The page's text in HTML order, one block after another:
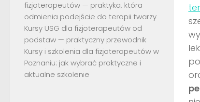
fizjoterapeutów — praktyka, która
odmienia podejście do terapii twarzy
Kursy USG dla fizjoterapeutów od
podstaw — praktyczny przewodnik
Kursy i szkolenia dla fizjoterapeutów w
Poznaniu: jak wybrać praktyczne i
aktualne szkolenie